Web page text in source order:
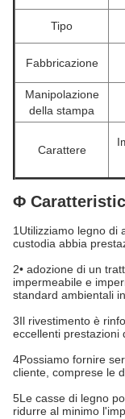
Tipo
Fabbricazione
Manipolazione
della stampa
Carattere
Φ
1Utilizziamo legno di
custodia abbia
2• adozione di un
impermeabile e
standard ambientali
3Il rivestimento è
eccellenti prestazioni
4Possiamo fornire
cliente, comprese le
5Le casse di legno
ridurre al minimo